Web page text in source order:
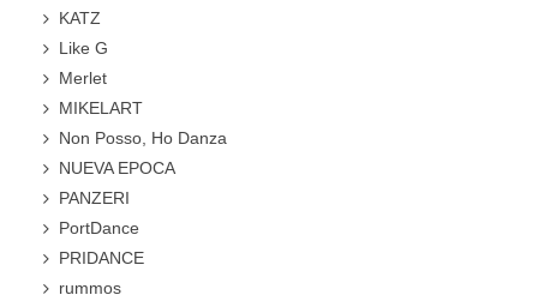
KATZ
Like G
Merlet
MIKELART
Non Posso, Ho Danza
NUEVA EPOCA
PANZERI
PortDance
PRIDANCE
rummos